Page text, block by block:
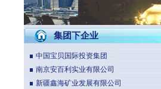
集团下企业
中国宝贝国际投资集团
南京安百利实业有限公司
新疆鑫海矿业发展有限公司